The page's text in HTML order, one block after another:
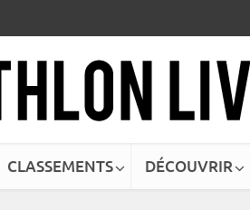
CLASSEMENTS DÉCOUVRIR